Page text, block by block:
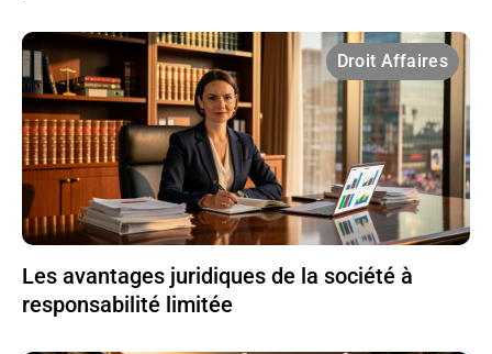
Droit Affaires
Les avantages juridiques de la société à
responsabilité limitée